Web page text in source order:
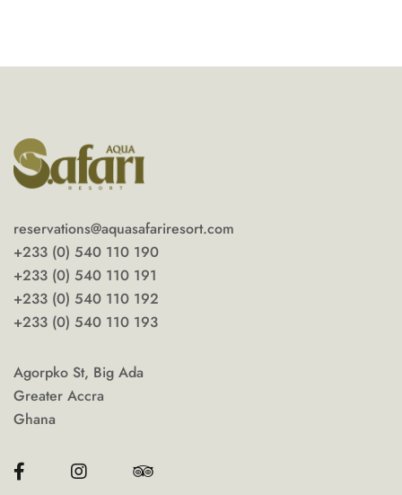
reservations@aquasafariresort.com
+233 (0) 540 110 190
+233 (0) 540 110 191
+233 (0) 540 110 192
+233 (0) 540 110 193
Agorpko St, Big Ada
Greater Accra
Ghana